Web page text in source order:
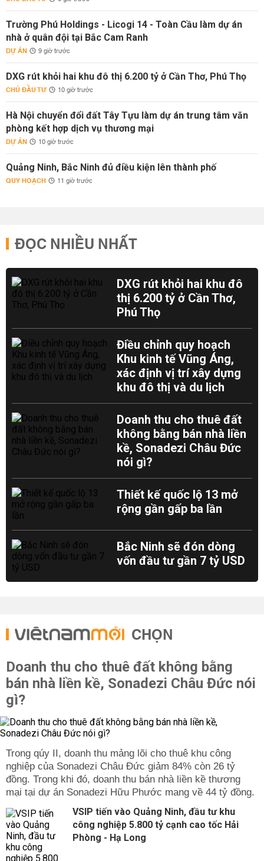
Trường Phú Holdings - Licogi 14 - Toàn Cầu làm dự án
nhà ở quân đội tại Bắc Cam Ranh
DỰ ÁN 9 giờ trước
DXG rút khỏi hai khu đô thị 6.200 tỷ ở Cần Thơ, Phú Thọ
CHỦ ĐẦU TƯ 10 giờ trước
Hà Nội chuyển đổi đất Tây Tựu làm dự án trung tâm văn
phòng kết hợp dịch vụ thương mại
DỰ ÁN 10 giờ trước
Quảng Ninh, Bắc Ninh đủ điều kiện lên thành phố
QUY HOẠCH 11 giờ trước
ĐỌC NHIỀU NHẤT
DXG rút khỏi hai khu đô
thị 6.200 tỷ ở Cần Thơ,
Phú Thọ
Điều chỉnh quy hoạch
Khu kinh tế Vũng Áng,
xác định vị trí xây dựng
khu đô thị và du lịch
Doanh thu cho thuê đất
không bằng bán nhà liền
kề, Sonadezi Châu Đức
nói gì?
Thiết kế quốc lộ 13 mở
rộng gần gấp ba lần
Bắc Ninh sẽ đón dòng
vốn đầu tư gần 7 tỷ USD
CHỌN
Doanh thu cho thuê đất không bằng
bán nhà liền kề, Sonadezi Châu Đức nói
gì?
Trong qúy II, doanh thu mảng lõi cho thuê khu công
nghiệp của Sonadezi Châu Đức giảm 84% còn 26 tỷ
đồng. Trong khi đó, doanh thu bán nhà liền kề thương
mại tại dự án Sonadezi Hữu Phước mang về 44 tỷ đồng.
VSIP tiến vào Quảng Ninh, đầu tư khu
công nghiệp 5.800 tỷ cạnh cao tốc Hải
Phòng - Hạ Long